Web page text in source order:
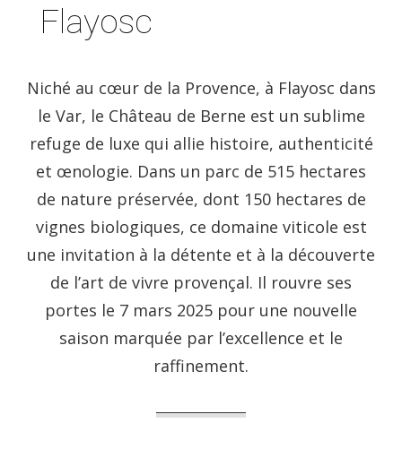
Flayosc
Niché au cœur de la Provence, à Flayosc dans
le Var, le Château de Berne est un sublime
refuge de luxe qui allie histoire, authenticité
et œnologie. Dans un parc de 515 hectares
de nature préservée, dont 150 hectares de
vignes biologiques, ce domaine viticole est
une invitation à la détente et à la découverte
de l’art de vivre provençal. Il rouvre ses
portes le 7 mars 2025 pour une nouvelle
saison marquée par l’excellence et le
raffinement.